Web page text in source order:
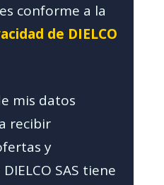
conforme a la
de DIELCO
mis datos
recibir
y
SAS tiene